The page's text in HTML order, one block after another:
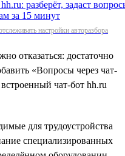
настройки авторазбора
отказаться: достаточно
«Вопросы через чат-
чат-бот hh.ru
для трудоустройства
специализированных